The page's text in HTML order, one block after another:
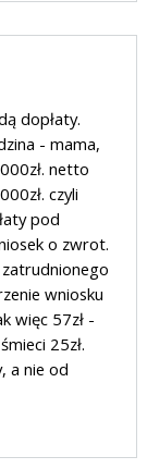
dopłaty.
- mama,
netto
czyli
pod
o zwrot.
wniosku
więc 57zł -
25zł.
a nie od